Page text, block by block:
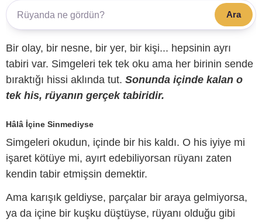
Ara
Bir olay, bir nesne, bir yer, bir kişi... hepsinin ayrı
tabiri var. Simgeleri tek tek oku ama her birinin sende
bıraktığı hissi aklında tut. Sonunda içinde kalan o
tek his, rüyanın gerçek tabiridir.
Hâlâ İçine Sinmediyse
Simgeleri okudun, içinde bir his kaldı. O his iyiye mi
işaret kötüye mi, ayırt edebiliyorsan rüyanı zaten
kendin tabir etmişsin demektir.
Ama karışık geldiyse, parçalar bir araya gelmiyorsa,
ya da içine bir kuşku düştüyse, rüyanı olduğu gibi